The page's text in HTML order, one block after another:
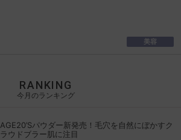
美容
RANKING
今月のランキング
AGE20’Sパウダー新発売！毛穴を自然にぼかすク
ラウドブラー肌に注目